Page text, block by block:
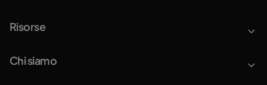
Risorse
Chi siamo